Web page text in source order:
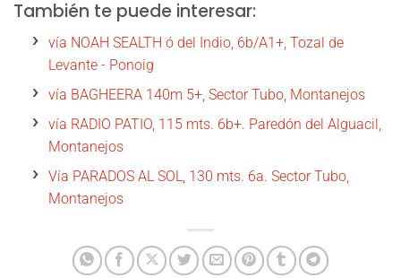
También te puede interesar:
vía NOAH SEALTH ó del Indio, 6b/A1+, Tozal de
Levante - Ponoig
vía BAGHEERA 140m 5+, Sector Tubo, Montanejos
vía RADIO PATIO, 115 mts. 6b+. Paredón del Alguacil,
Montanejos
Vía PARADOS AL SOL, 130 mts. 6a. Sector Tubo,
Montanejos